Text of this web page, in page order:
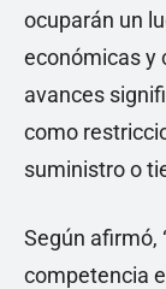
ocuparán un
económicas y
avances
como
suministro o
Según afirmó,
competencia